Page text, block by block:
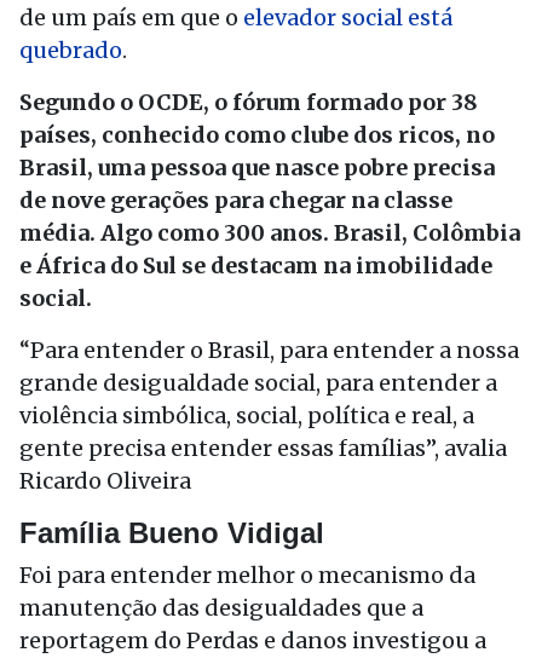
de um país em que o elevador social está
quebrado.
Segundo o OCDE, o fórum formado por 38
países, conhecido como clube dos ricos, no
Brasil, uma pessoa que nasce pobre precisa
de nove gerações para chegar na classe
média. Algo como 300 anos. Brasil, Colômbia
e África do Sul se destacam na imobilidade
social.
“Para entender o Brasil, para entender a nossa
grande desigualdade social, para entender a
violência simbólica, social, política e real, a
gente precisa entender essas famílias”, avalia
Ricardo Oliveira
Família Bueno Vidigal
Foi para entender melhor o mecanismo da
manutenção das desigualdades que a
reportagem do Perdas e danos investigou a